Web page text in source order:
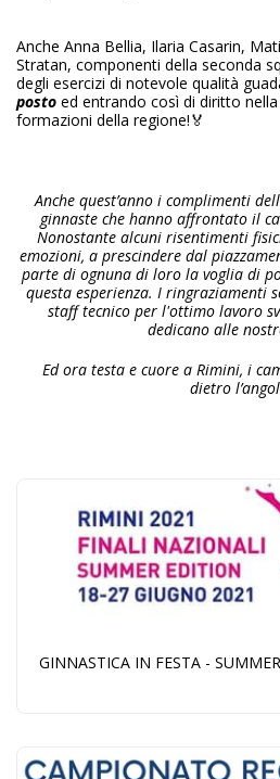
Anche Anna Bellia, Ilaria Casarin,
Stratan, componenti della seconda
degli esercizi di notevole qualità
posto ed entrando così di diritto nella
formazioni della regione!🏅
Anche quest’anno i complimenti
ginnaste che hanno affrontato il
Nonostante alcuni risentimenti
emozioni, a prescindere dal
parte di ognuna di loro la voglia di
questa esperienza. I ringraziamenti
staff tecnico per l'ottimo lavoro
dedicano alle
Ed ora testa e cuore a Rimini, i
dietro
GINNASTICA IN FESTA -